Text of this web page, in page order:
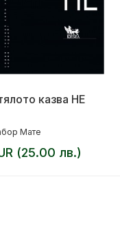
казва НЕ
Мате
(25.00 лв.)